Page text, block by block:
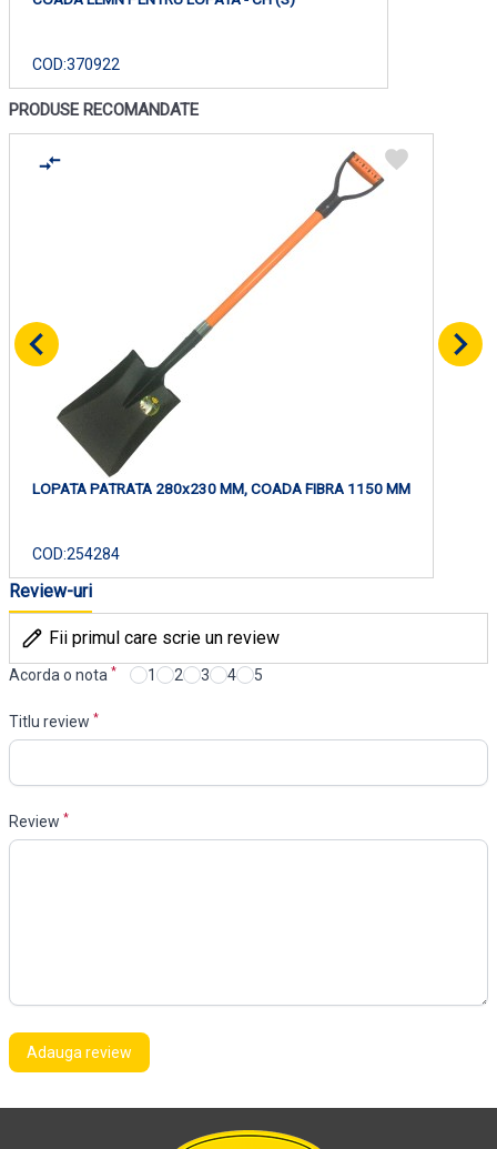
COD:370922
PRODUSE RECOMANDATE
LOPATA PATRATA 280x230 MM, COADA FIBRA 1150 MM
COD:254284
Review-uri
Fii primul care scrie un review
Acorda o nota * 1 2 3 4 5
Titlu review *
Review *
Adauga review